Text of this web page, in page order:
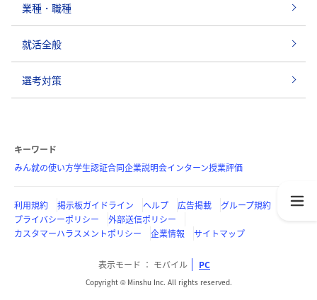
業種・職種
就活全般
選考対策
キーワード
みん就の使い方学生認証合同企業説明会インターン授業評価
利用規約 掲示板ガイドライン ヘルプ 広告掲載
グループ規約
プライバシーポリシー
外部送信ポリシー
カスタマーハラスメントポリシー
企業情報 サイトマップ
表示モード モバイル PC
Copyright © Minshu Inc. All rights reserved.